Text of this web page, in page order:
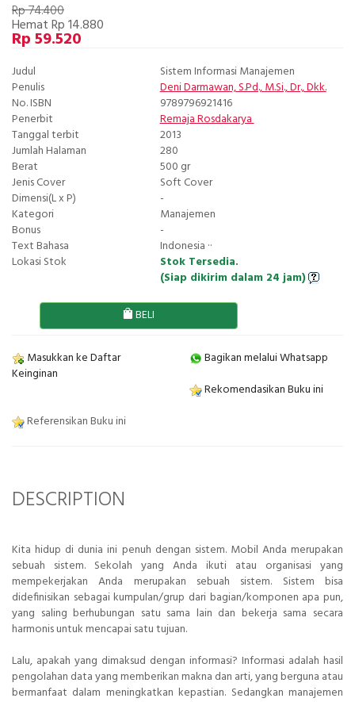
Rp 74.400
Hemat Rp 14.880
Rp 59.520
Judul
Sistem Informasi Manajemen
Penulis
Deni Darmawan, S.Pd., M.Si., Dr., Dkk.
No. ISBN
9789796921416
Penerbit
Remaja Rosdakarya
Tanggal terbit
2013
Jumlah Halaman
280
Berat
500 gr
Jenis Cover
Soft Cover
Dimensi(L x P)
-
Kategori
Manajemen
Bonus
-
Text Bahasa
Indonesia ··
Lokasi Stok
Stok Tersedia.
(Siap dikirim dalam 24 jam)
BELI
Masukkan ke Daftar
Keinginan
Bagikan melalui Whatsapp
Rekomendasikan Buku ini
Referensikan Buku ini
DESCRIPTION
Kita hidup di dunia ini penuh dengan sistem. Mobil Anda merupakan
sebuah sistem. Sekolah yang Anda ikuti atau organisasi yang
mempekerjakan Anda merupakan sebuah sistem. Sistem bisa
didefinisikan sebagai kumpulan/grup dari bagian/komponen apa pun,
yang saling berhubungan satu sama lain dan bekerja sama secara
harmonis untuk mencapai satu tujuan.
Lalu, apakah yang dimaksud dengan informasi? Informasi adalah hasil
pengolahan data yang memberikan makna dan arti, yang berguna atau
bermanfaat dalam meningkatkan kepastian. Sedangkan manajemen